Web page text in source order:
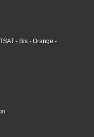
- Bis - Orange -